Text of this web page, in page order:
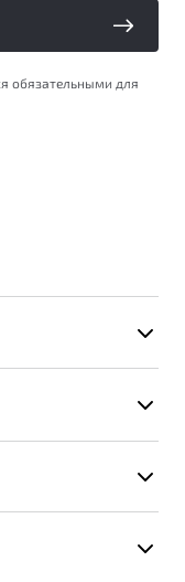
обязательными для